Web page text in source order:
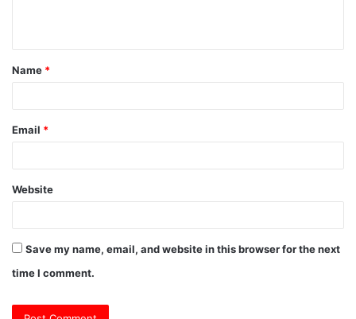
t
*
Name *
Email *
Website
Save my name, email, and website in this browser for the next
time I comment.